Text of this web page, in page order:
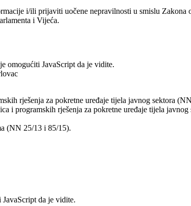
i/ili prijaviti uočene nepravilnosti u smislu Zakona
i Vijeća.
omogućiti JavaScript da je vidite.
rješenja za pokretne uređaje tijela javnog sektora
i programskih rješenja za pokretne uređaje tijela
(NN 25/13 i 85/15).
JavaScript da je vidite.